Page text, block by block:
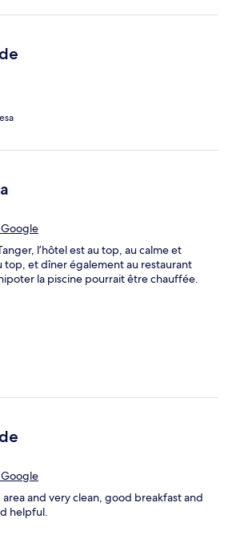
l’hôtel est au top, au calme et
top, et dîner également au restaurant
la piscine pourrait être chauffée.
and very clean, good breakfast and
helpful.